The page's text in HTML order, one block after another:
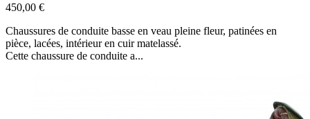
450,00 €
Chaussures de conduite basse en veau pleine fleur, patinées en
pièce, lacées, intérieur en cuir matelassé.
Cette chaussure de conduite a...